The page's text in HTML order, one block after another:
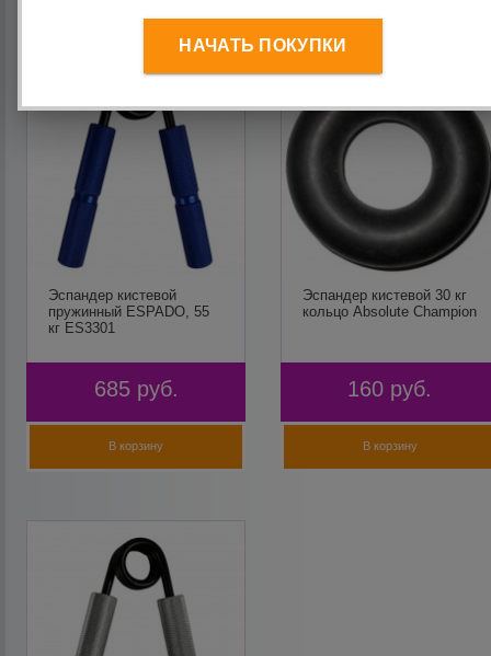
Эспандер кистевой
пружинный ESPADO, 55
кг ES3301
685 руб.
В корзину
Эспандер кистевой 30 кг
кольцо Absolute Champion
160 руб.
В корзину
НАЧАТЬ ПОКУПКИ